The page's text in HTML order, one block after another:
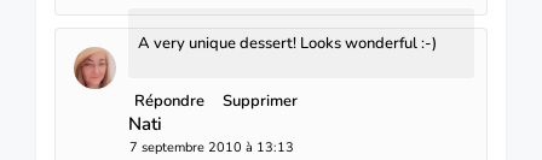
A very unique dessert! Looks wonderful :-)
Répondre Supprimer
Nati
7 septembre 2010 à 13:13